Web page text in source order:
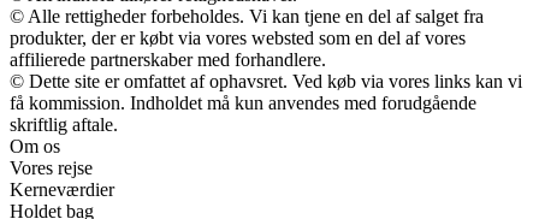
© Alle rettigheder forbeholdes. Vi kan tjene en del af salget fra
produkter, der er købt via vores websted som en del af vores
affilierede partnerskaber med forhandlere.
© Dette site er omfattet af ophavsret. Ved køb via vores links kan vi
få kommission. Indholdet må kun anvendes med forudgående
skriftlig aftale.
Om os
Vores rejse
Kerneværdier
Holdet bag